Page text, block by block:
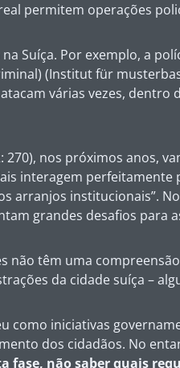
permitem operações
Suíça. Por exemplo, a
(Institut für
várias vezes,
270), nos próximos anos,
interagem
arranjos institucionais”.
grandes desafios para
não têm uma
da cidade suíça –
como iniciativas
dos cidadãos. No
fase, não saber quais